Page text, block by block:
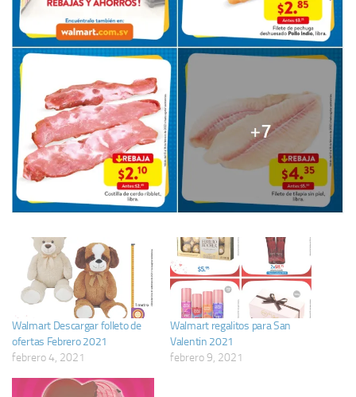
Walmart Descargar folleto de
ofertas Febrero 2021
febrero 4, 2021
Walmart regalitos para San
Valentin 2021
febrero 9, 2021